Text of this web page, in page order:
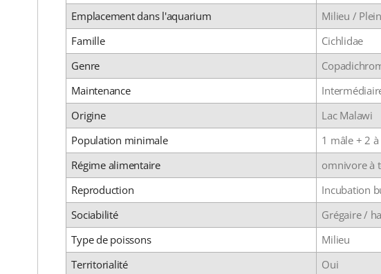
Emplacement dans l'aquarium
Milieu /
Famille
Cichlidae
Genre
Maintenance
Origine
Lac Malawi
Population minimale
1 mâle + 2
Régime alimentaire
omnivore à
Reproduction
Incubation
Sociabilité
Grégaire /
Type de poissons
Milieu
Territorialité
Oui